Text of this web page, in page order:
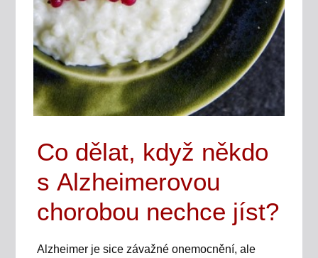
Co dělat, když někdo
s Alzheimerovou
chorobou nechce jíst?
Alzheimer je sice závažné onemocnění, ale